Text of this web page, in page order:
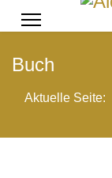
Buch
Aktuelle Seite: